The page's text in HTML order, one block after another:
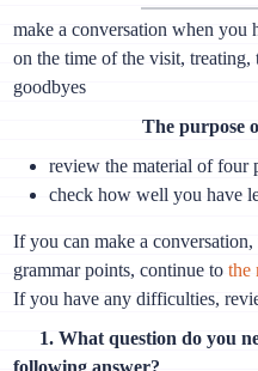
make a conversation when you
on the time of the visit, treating,
goodbyes
The purpose
review the material of four
check how well you have
If you can make a
grammar points, continue tothe
If you have any difficulties,
1. What question do you
following answer?